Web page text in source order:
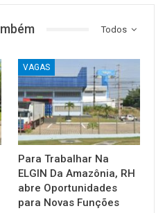
Todos
VAGAS
Para Trabalhar Na
ELGIN Da Amazônia, RH
abre Oportunidades
para Novas Funções